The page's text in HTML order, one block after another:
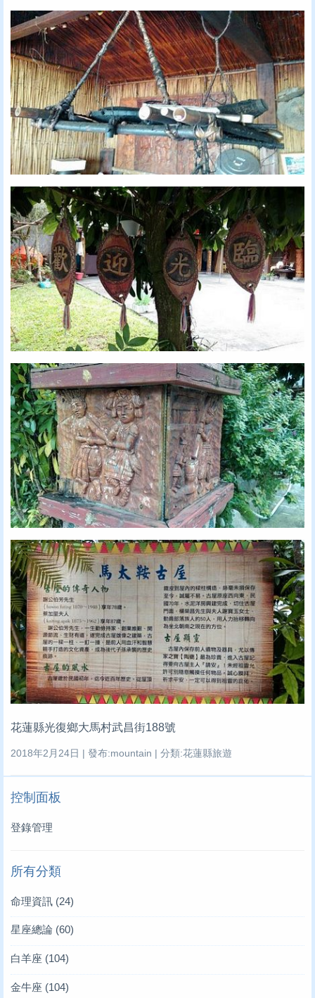
花蓮縣光復鄉大馬村武昌街188號
2018年2月24日 | 發布:mountain | 分類:花蓮縣旅遊
控制面板
登錄管理
所有分類
命理資訊 (24)
星座總論 (60)
白羊座 (104)
金牛座 (104)